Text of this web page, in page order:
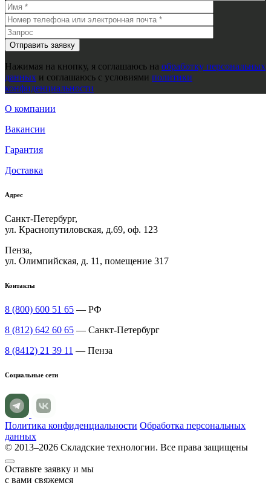
Нажимая на кнопку, я соглашаюсь на обработку персональных
данных и соглашаюсь с условиями политики
конфиденциальности
О компании
Вакансии
Гарантия
Доставка
Адрес
Санкт-Петербург,
ул. Краснопутиловская, д.69, оф. 123
Пенза,
ул. Олимпийская, д. 11, помещение 317
Контакты
8 (800) 600 51 65 — РФ
8 (812) 642 60 65 — Санкт-Петербург
8 (8412) 21 39 11 — Пенза
Социальные сети
Политика конфиденциальности Обработка персональных
данных
© 2013–2026 Складские технологии. Все права защищены
Оставьте заявку и мы
с вами свяжемся